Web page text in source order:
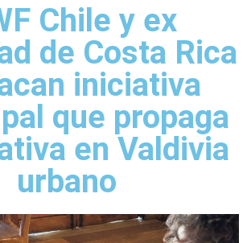
Chile y ex
de Costa Rica
iniciativa
que propaga
en Valdivia
urbano